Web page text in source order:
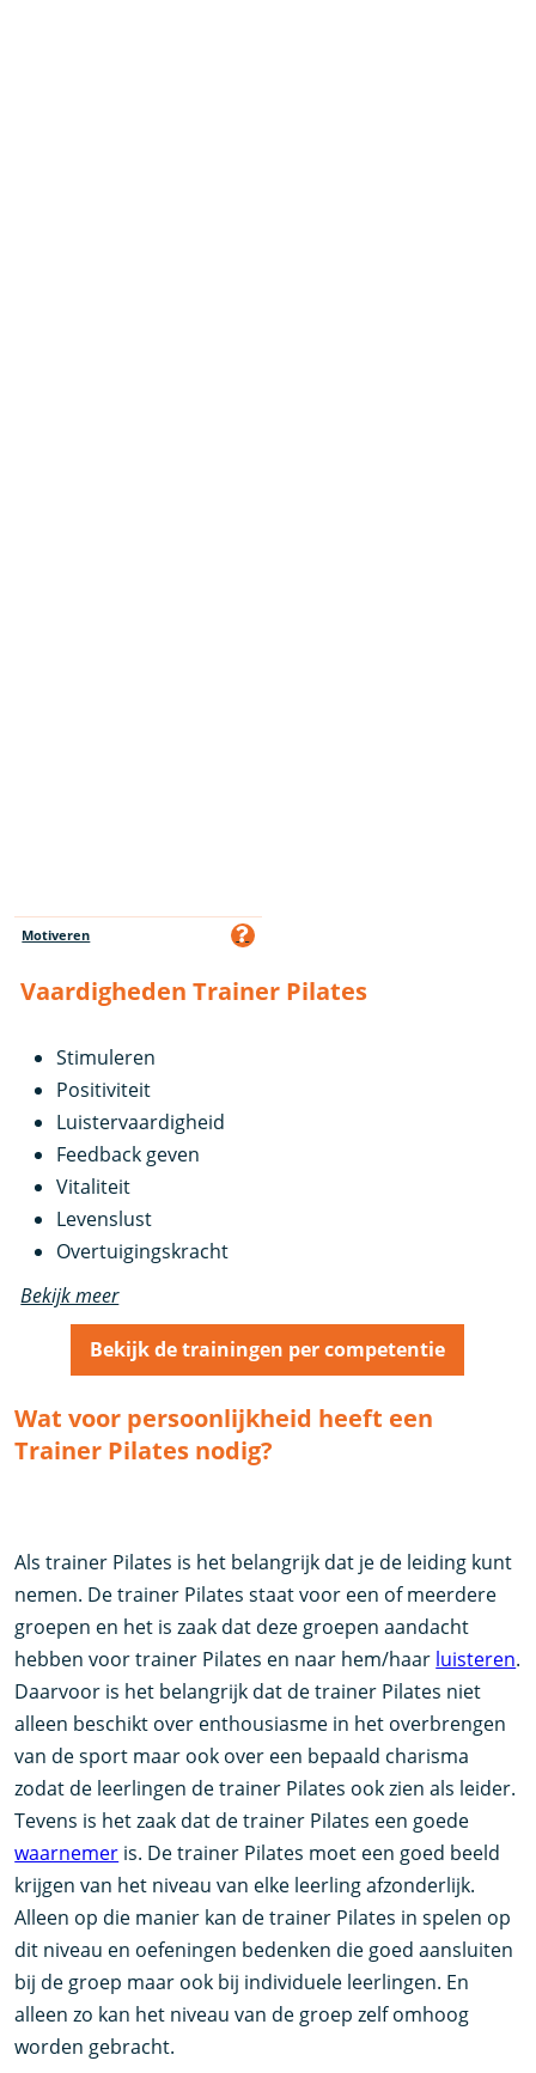
Motiveren
Vaardigheden Trainer Pilates
Stimuleren
Positiviteit
Luistervaardigheid
Feedback geven
Vitaliteit
Levenslust
Overtuigingskracht
Bekijk meer
Bekijk de trainingen per competentie
Wat voor persoonlijkheid heeft een
Trainer Pilates nodig?
Als trainer Pilates is het belangrijk dat je de leiding kunt
nemen. De trainer Pilates staat voor een of meerdere
groepen en het is zaak dat deze groepen aandacht
hebben voor trainer Pilates en naar hem/haar luisteren.
Daarvoor is het belangrijk dat de trainer Pilates niet
alleen beschikt over enthousiasme in het overbrengen
van de sport maar ook over een bepaald charisma
zodat de leerlingen de trainer Pilates ook zien als leider.
Tevens is het zaak dat de trainer Pilates een goede
waarnemer is. De trainer Pilates moet een goed beeld
krijgen van het niveau van elke leerling afzonderlijk.
Alleen op die manier kan de trainer Pilates in spelen op
dit niveau en oefeningen bedenken die goed aansluiten
bij de groep maar ook bij individuele leerlingen. En
alleen zo kan het niveau van de groep zelf omhoog
worden gebracht.